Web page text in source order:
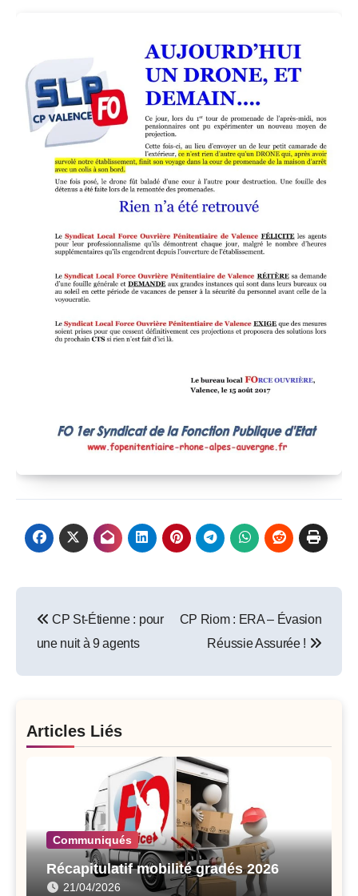
navigation
CP St-Étienne : pour
une nuit à 9 agents
CP Riom : ERA – Évasion
Réussie Assurée !
Articles Liés
Communiqués
Récapitulatif mobilité gradés 2026
21/04/2026